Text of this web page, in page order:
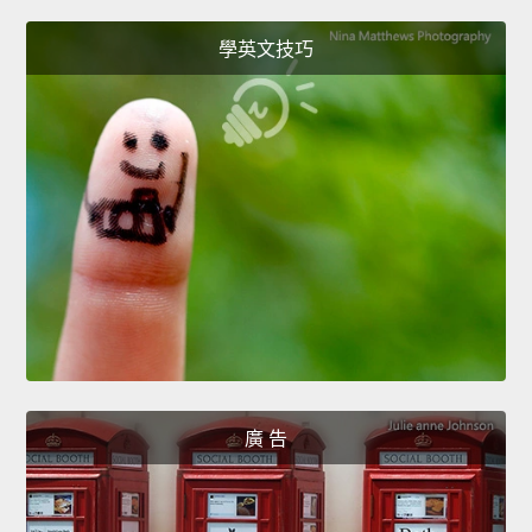
學英文技巧
廣 告